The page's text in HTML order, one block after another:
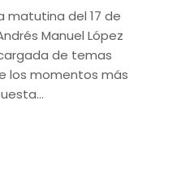
matutina del 17 de
Manuel López
de temas
los momentos más